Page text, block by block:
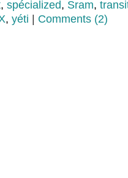
, spécialized, Sram,
, yéti Comments (2)